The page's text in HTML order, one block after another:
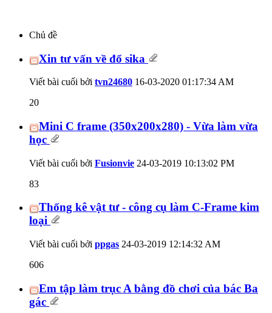
Chủ đề
Xin tư vấn về đổ sika
Viết bài cuối bởi tvn24680 16-03-2020 01:17:34 AM
20
Mini C frame (350x200x280) - Vừa làm vừa
học
Viết bài cuối bởi Fusionvie 24-03-2019 10:13:02 PM
83
Thống kê vật tư - công cụ làm C-Frame kim
loại
Viết bài cuối bởi ppgas 24-03-2019 12:14:32 AM
606
Em tập làm trục A bằng đồ chơi của bác Ba
gác